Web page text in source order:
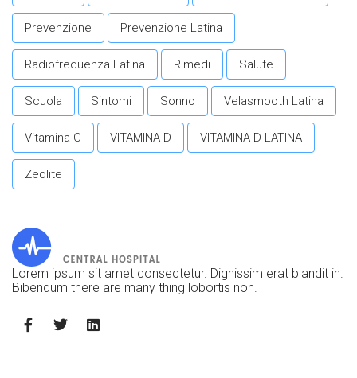
Prevenzione Prevenzione Latina
Radiofrequenza Latina Rimedi Salute
Scuola Sintomi Sonno Velasmooth Latina
Vitamina C VITAMINA D VITAMINA D LATINA
Zeolite
Lorem ipsum sit amet consectetur. Dignissim erat blandit in.
Bibendum there are many thing lobortis non.